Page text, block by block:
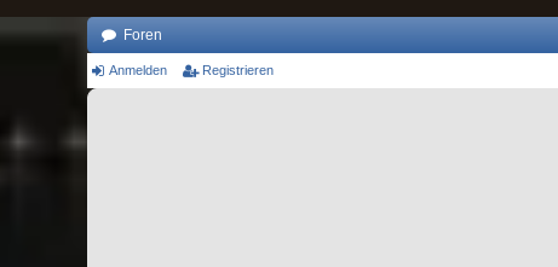
Foren
Anmelden Registrieren